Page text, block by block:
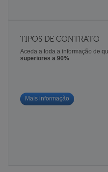
TIPOS DE CONTRATO
Aceda a toda a informação de
superiores a 90%
Mais informação